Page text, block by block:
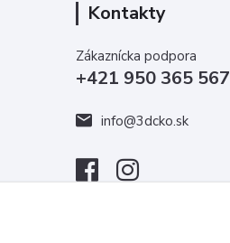
Kontakty
Zákaznícka podpora
+421 950 365 567
info@3dcko.sk